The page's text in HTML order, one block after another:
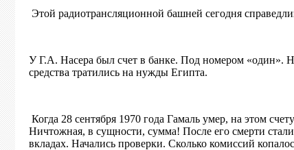
Этой радиотрансляционной башней сегодня
У Г.А. Насера был счет в банке. Под номером «один».
средства тратились на нужды Египта.
Когда 28 сентября 1970 года Гамаль умер, на этом
Ничтожная, в сущности, сумма! После его смерти
вкладах. Начались проверки. Сколько комиссий